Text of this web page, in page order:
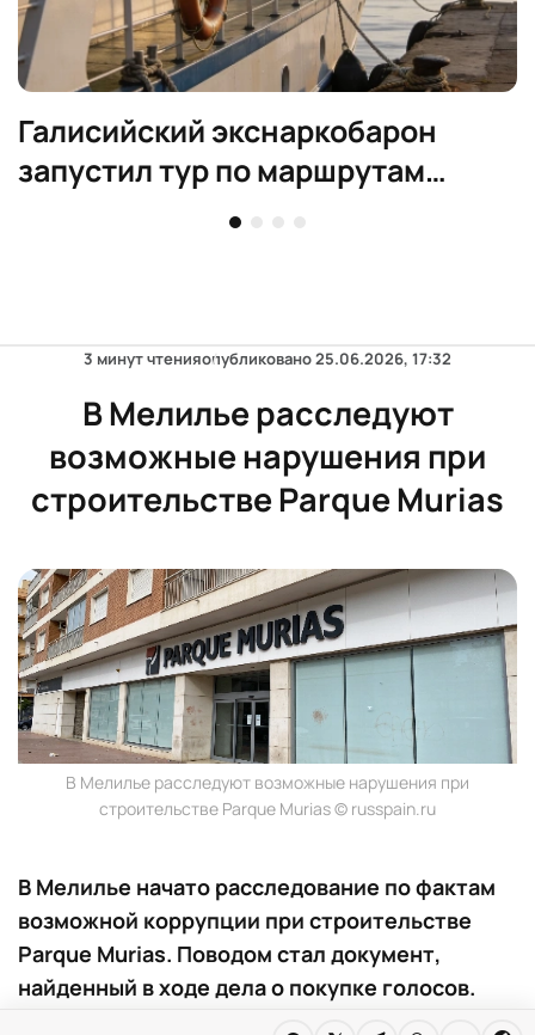
Галисийский экснаркобарон
запустил тур по маршрутам
3 минут чтенияопубликовано25.06.2026, 17:32
В Мелилье расследуют
возможные нарушения при
строительстве Parque Murias
В Мелилье расследуют возможные нарушения при
строительстве Parque Murias © russpain.ru
В Мелилье начато расследование по фактам
возможной коррупции при строительстве
Parque Murias. Поводом стал документ,
найденный в ходе дела о покупке голосов.